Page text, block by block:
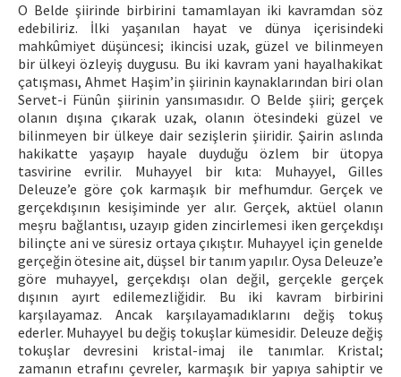
O Belde şiirinde birbirini tamamlayan iki kavramdan söz
edebiliriz. İlki yaşanılan hayat ve dünya içerisindeki
mahkûmiyet düşüncesi; ikincisi uzak, güzel ve bilinmeyen
bir ülkeyi özleyiş duygusu. Bu iki kavram yani hayalhakikat
çatışması, Ahmet Haşim’in şiirinin kaynaklarından biri olan
Servet-i Fünûn şiirinin yansımasıdır. O Belde şiiri; gerçek
olanın dışına çıkarak uzak, olanın ötesindeki güzel ve
bilinmeyen bir ülkeye dair sezişlerin şiiridir. Şairin aslında
hakikatte yaşayıp hayale duyduğu özlem bir ütopya
tasvirine evrilir. Muhayyel bir kıta: Muhayyel, Gilles
Deleuze’e göre çok karmaşık bir mefhumdur. Gerçek ve
gerçekdışının kesişiminde yer alır. Gerçek, aktüel olanın
meşru bağlantısı, uzayıp giden zincirlemesi iken gerçekdışı
bilinçte ani ve süresiz ortaya çıkıştır. Muhayyel için genelde
gerçeğin ötesine ait, düşsel bir tanım yapılır. Oysa Deleuze’e
göre muhayyel, gerçekdışı olan değil, gerçekle gerçek
dışının ayırt edilemezliğidir. Bu iki kavram birbirini
karşılayamaz. Ancak karşılayamadıklarını değiş tokuş
ederler. Muhayyel bu değiş tokuşlar kümesidir. Deleuze değiş
tokuşlar devresini kristal-imaj ile tanımlar. Kristal;
zamanın etrafını çevreler, karmaşık bir yapıya sahiptir ve